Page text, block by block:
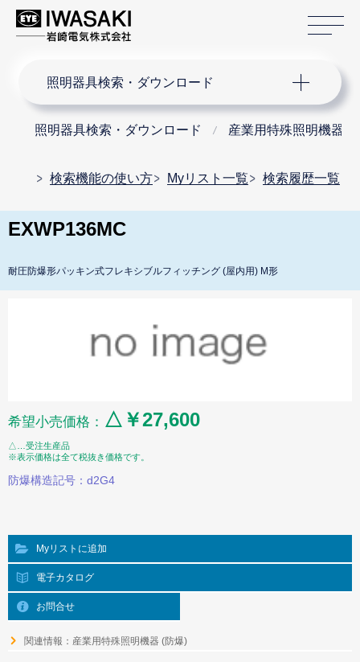
照明器具検索・ダウンロード
照明器具検索・ダウンロード 産業用特殊照明機器
検索機能の使い方 Myリスト一覧 検索履歴一覧
EXWP136MC
耐圧防爆形パッキン式フレキシブルフィッチング (屋内用) M形
希望小売価格： △￥27,600
△…受注生産品
※表示価格は全て税抜き価格です。
防爆構造記号：d2G4
Myリストに追加
電子カタログ
お問合せ
関連情報：産業用特殊照明機器 (防爆)